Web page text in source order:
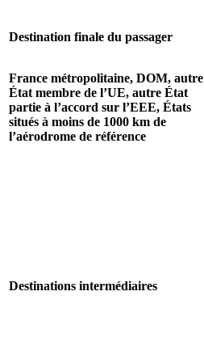
Destination finale du passager
France métropolitaine, DOM, autre
État membre de l’UE, autre État
partie à l’accord sur l’EEE, États
situés à moins de 1000 km de
l’aérodrome de référence
Destinations intermédiaires